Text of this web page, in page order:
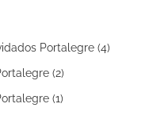
Portalegre (4)
(2)
(1)